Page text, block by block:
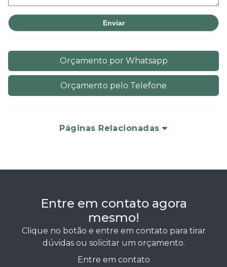
Orçamento por Whatsapp
Orçamento pelo Telefone
Páginas Relacionadas
Entre em contato agora
mesmo!
Clique no botão e entre em contato para tirar
dúvidas ou solicitar um orçamento.
Entre em contato